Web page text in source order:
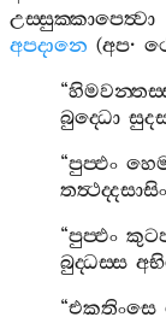
උස‍්සුක‍්කාපෙත්‍වා
අපදානෙ (අප·
“
බුද‍්ධො
“පුප‍්ඵං
තත්‍ථද‍්දසාසිං
“පුප‍්ඵං
බුද‍්ධස‍්ස
“එකතිංසෙ